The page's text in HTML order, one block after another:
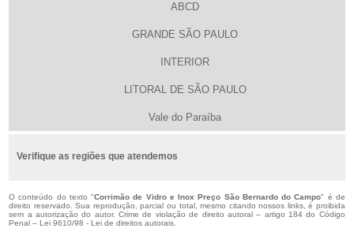
ABCD
GRANDE SÃO PAULO
INTERIOR
LITORAL DE SÃO PAULO
Vale do Paraíba
Verifique as regiões que atendemos
O conteúdo do texto "Corrimão de Vidro e Inox Preço São Bernardo do Campo" é de
direito reservado. Sua reprodução, parcial ou total, mesmo citando nossos links, é proibida
sem a autorização do autor. Crime de violação de direito autoral – artigo 184 do Código
Penal –Lei 9610/98 - Lei de direitos autorais